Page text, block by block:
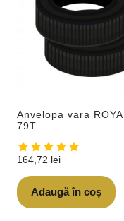
Anvelopa vara
79T
164,72 lei
Adaugă în coș